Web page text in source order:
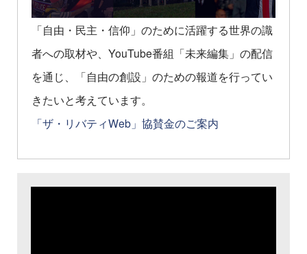
「自由・民主・信仰」のために活躍する世界の識
者への取材や、YouTube番組「未来編集」の配信
を通じ、「自由の創設」のための報道を行ってい
きたいと考えています。
「ザ・リバティWeb」協賛金のご案内